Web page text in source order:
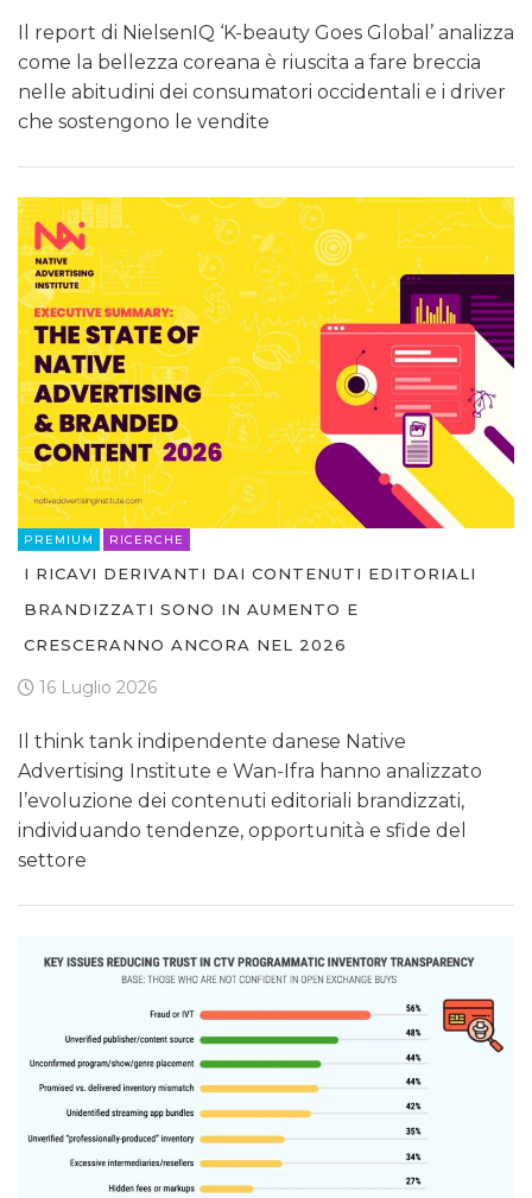
Il report di NielsenIQ ‘K-beauty Goes Global’ analizza
come la bellezza coreana è riuscita a fare breccia
nelle abitudini dei consumatori occidentali e i driver
che sostengono le vendite
PREMIUM RICERCHE
I RICAVI DERIVANTI DAI CONTENUTI EDITORIALI
BRANDIZZATI SONO IN AUMENTO E
CRESCERANNO ANCORA NEL 2026
16 Luglio 2026
Il think tank indipendente danese Native
Advertising Institute e Wan-Ifra hanno analizzato
l’evoluzione dei contenuti editoriali brandizzati,
individuando tendenze, opportunità e sfide del
settore